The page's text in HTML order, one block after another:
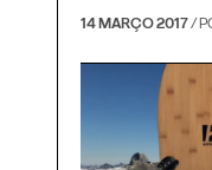
14 MARÇO 2017/